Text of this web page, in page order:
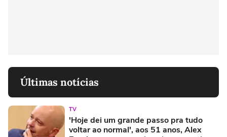
Últimas notícias
TV
'Hoje dei um grande passo pra tudo
voltar ao normal', aos 51 anos, Alex